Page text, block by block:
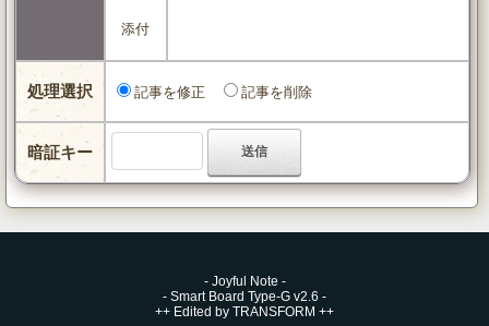
添付
処理選択 記事を修正 記事を削除
暗証キー
- Joyful Note -
- Smart Board Type-G v2.6 -
++ Edited by TRANSFORM ++